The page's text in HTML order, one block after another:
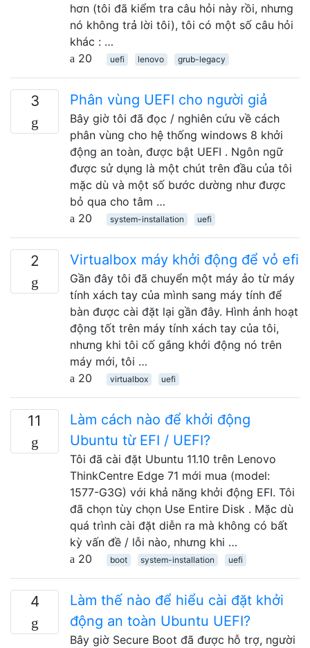
hơn (tôi đã kiểm tra câu hỏi này rồi, nhưng
nó không trả lời tôi), tôi có một số câu hỏi
khác : …
20
uefi lenovo grub-legacy
3 Phân vùng UEFI cho người giả
Bây giờ tôi đã đọc / nghiên cứu về cách
phân vùng cho hệ thống windows 8 khởi
động an toàn, được bật UEFI . Ngôn ngữ
được sử dụng là một chút trên đầu của tôi
mặc dù và một số bước dường như được
bỏ qua cho tâm …
20
system-installation uefi
2 Virtualbox máy khởi động để vỏ efi
Gần đây tôi đã chuyển một máy ảo từ máy
tính xách tay của mình sang máy tính để
bàn được cài đặt lại gần đây. Hình ảnh hoạt
động tốt trên máy tính xách tay của tôi,
nhưng khi tôi cố gắng khởi động nó trên
máy mới, tôi …
20
virtualbox uefi
11
Làm cách nào để khởi động
Ubuntu từ EFI / UEFI?
Tôi đã cài đặt Ubuntu 11.10 trên Lenovo
ThinkCentre Edge 71 mới mua (model:
1577-G3G) với khả năng khởi động EFI. Tôi
đã chọn tùy chọn Use Entire Disk . Mặc dù
quá trình cài đặt diễn ra mà không có bất
kỳ vấn đề / lỗi nào, nhưng khi …
20
boot system-installation uefi
4
Làm thế nào để hiểu cài đặt khởi
động an toàn Ubuntu UEFI?
Bây giờ Secure Boot đã được hỗ trợ, người